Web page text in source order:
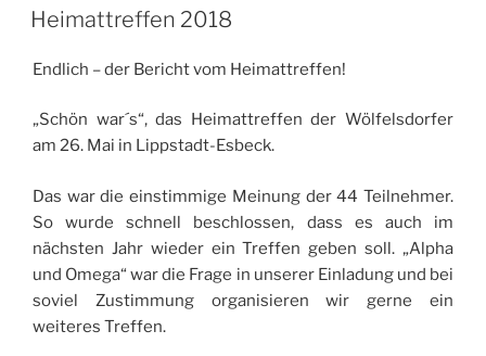
AM
Heimattreffen 2018
Endlich – der Bericht vom Heimattreffen!
„Schön war´s“, das Heimattreffen der Wölfelsdorfer
am 26. Mai in Lippstadt-Esbeck.
Das war die einstimmige Meinung der 44 Teilnehmer.
So wurde schnell beschlossen, dass es auch im
nächsten Jahr wieder ein Treffen geben soll. „Alpha
und Omega“ war die Frage in unserer Einladung und bei
soviel Zustimmung organisieren wir gerne ein
weiteres Treffen.